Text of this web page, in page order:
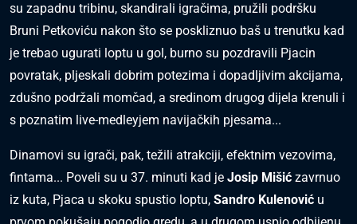
su zapadnu tribinu, skandirali igračima, pružili podršku
Bruni Petkoviću nakon što se poskliznuo baš u trenutku kad
je trebao ugurati loptu u gol, burno su pozdravili Pjacin
povratak, pljeskali dobrim potezima i dopadljivim akcijama,
zdušno podržali momčad, a sredinom drugog dijela krenuli i
s poznatim live-medleyjem navijačkih pjesama...
Dinamovi su igrači, pak, težili atrakciji, efektnim vezovima,
fintama... Poveli su u 37. minuti kad je Josip Mišić zavrnuo
iz kuta, Pjaca u skoku spustio loptu, Sandro Kulenović u